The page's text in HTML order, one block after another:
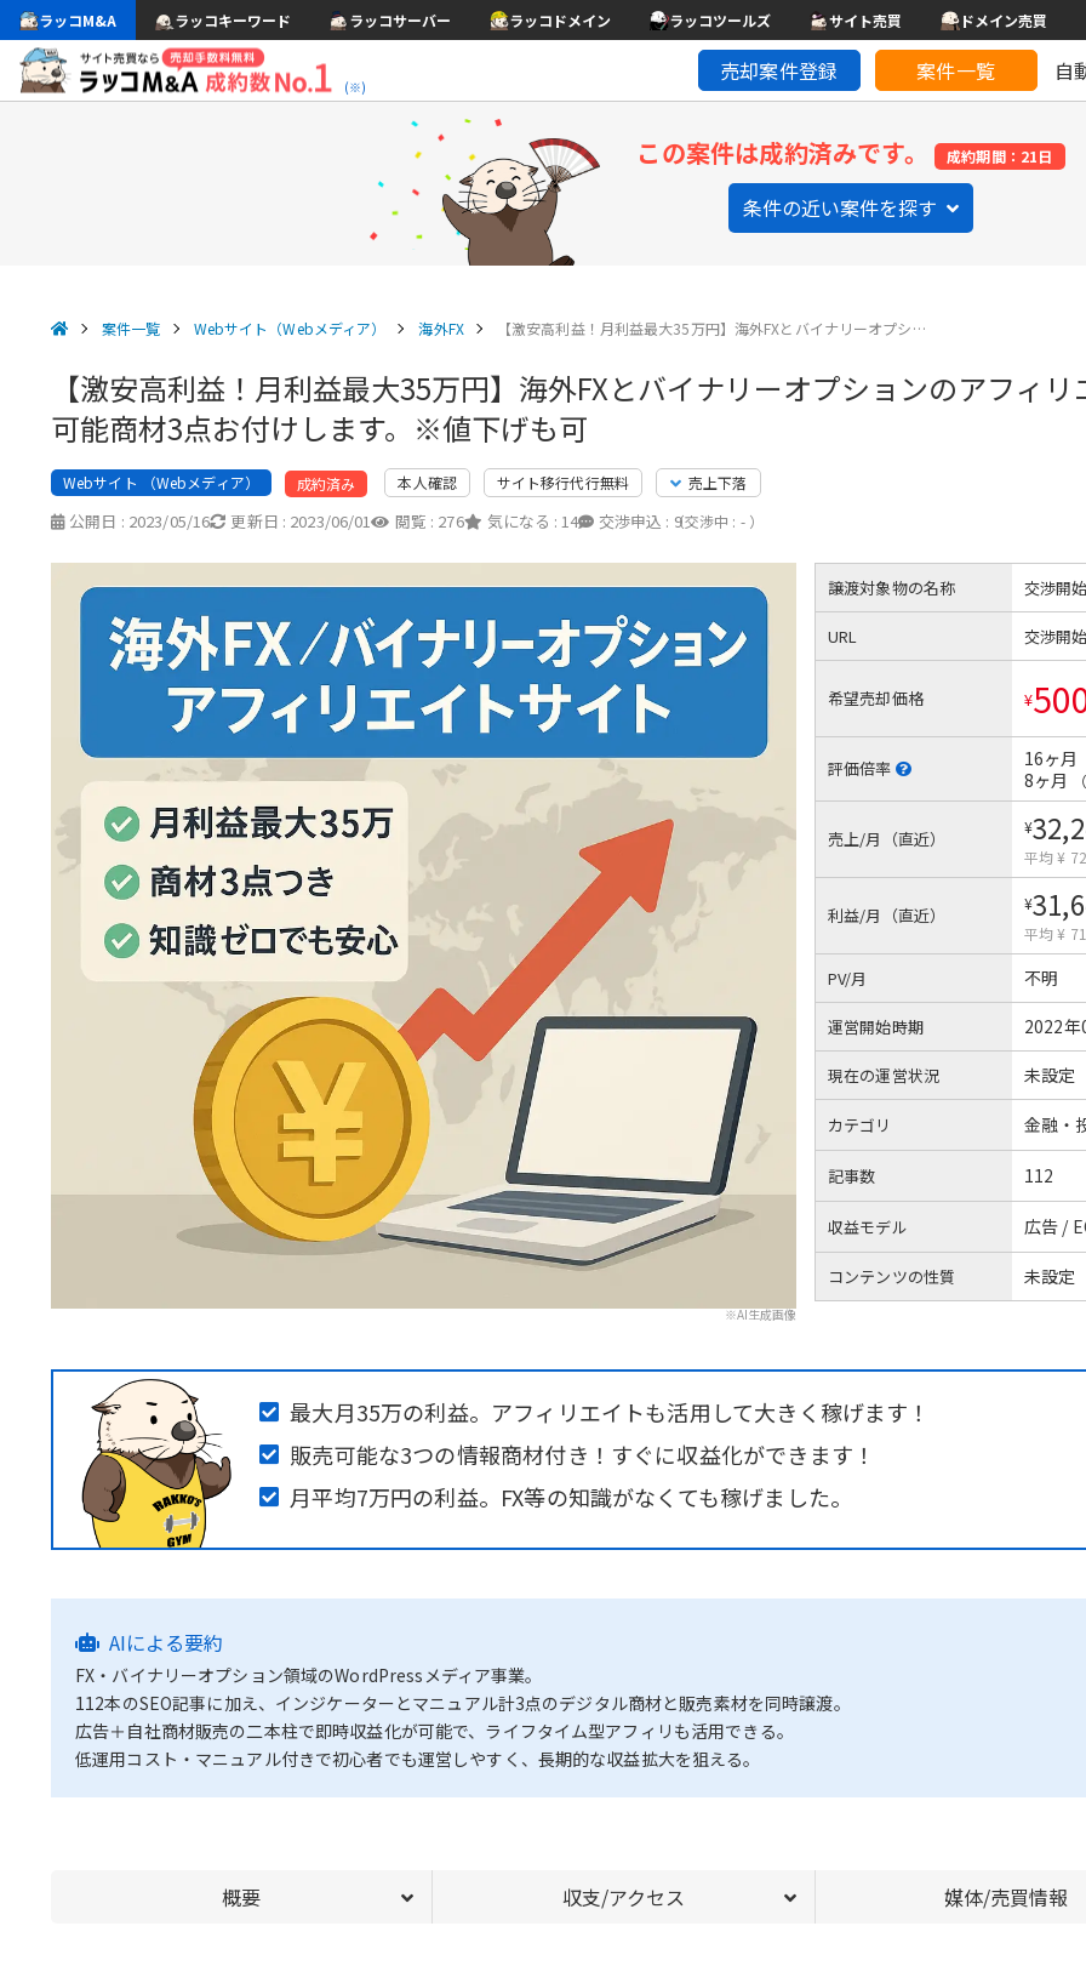
ラッコM&A ラッコキーワード ラッコサーバー ラッコドメイン ラッコツールズ サイト売買 ドメイン売買
(※)
売却案件登録 案件一覧 自
この案件は成約済みです。 成約期間：21日
条件の近い案件を探す
案件一覧 Webサイト（Webメディア） 海外FX 【激安高利益！月利益最大35万円】海外FXとバイナリーオプシ…
【激安高利益！月利益最大35万円】海外FXとバイナリーオプションのアフィ
可能商材3点お付けします。※値下げも可
Webサイト （Webメディア） 成約済み 本人確認 サイト移行代行無料 売上下落
公開日 : 2023/05/16 更新日 : 2023/06/01 閲覧 : 276 気になる : 14 交渉申込 : 9
（交渉中 : - ）
※AI生成画像
譲渡対象物の名称 交渉開
URL 交渉開
希望売却価格 ¥
評価倍率 16ヶ月
8ヶ月
売上/月（直近）
¥
平均 ¥
利益/月（直近）
¥
平均 ¥
PV/月 不明
運営開始時期 2022年
現在の運営状況 未設定
カテゴリ 金融・
記事数 112
収益モデル 広告 /
コンテンツの性質 未設定
最大月35万の利益。アフィリエイトも活用して大きく稼げます！
販売可能な3つの情報商材付き！すぐに収益化ができます！
月平均7万円の利益。FX等の知識がなくても稼げました。
AIによる要約
FX・バイナリーオプション領域のWordPressメディア事業。
112本のSEO記事に加え、インジケーターとマニュアル計3点のデジタル商材と販売素材を同時譲渡。
広告＋自社商材販売の二本柱で即時収益化が可能で、ライフタイム型アフィリも活用できる。
低運用コスト・マニュアル付きで初心者でも運営しやすく、長期的な収益拡大を狙える。
概要 収支/アクセス 媒体/売買情報